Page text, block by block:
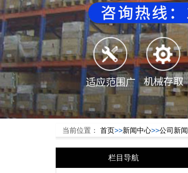
当前位置： 首页>>新闻中心>>公司新闻
栏目导航